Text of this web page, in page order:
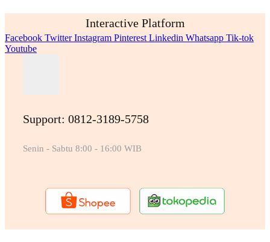
Interactive Platform
Facebook Twitter Instagram Pinterest Linkedin Whatsapp Tik-tok
Youtube
Support: 0812-3189-5758
Senin - Sabtu 8:00 - 16:00 WIB